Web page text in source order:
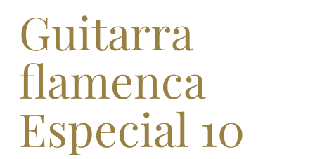
Guitarra
flamenca
Especial 10